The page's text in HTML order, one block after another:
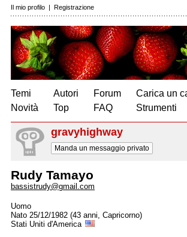
Il mio profilo | Registrazione
Temi
Novità
Autori
Top
Forum
FAQ
Carica un
Strumenti
gravyhighway
Manda un messaggio privato
Rudy Tamayo
bassistrudy@gmail.com
Uomo
Nato 25/12/1982 (43 anni, Capricorno)
Stati Uniti d'America